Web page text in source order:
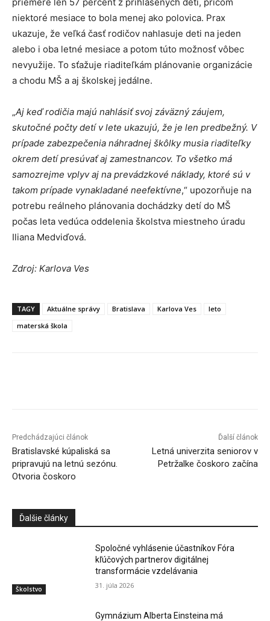
niektoré mesiace to bola menej ako polovica. Prax
ukazuje, že veľká časť rodičov nahlasuje deti na jeden
alebo i oba letné mesiace a potom túto možnosť vôbec
nevyužije. To sťažuje riaditeľkám plánovanie organizácie
a chodu MŠ a aj školskej jedálne.
„Aj keď rodičia majú nahlásiť svoj záväzný záujem,
skutočné počty detí v lete ukazujú, že je len predbežný. V
prípade zabezpečenia náhradnej škôlky musia riaditeľky
okrem detí presúvať aj zamestnancov. To všetko má
samozrejme vplyv aj na prevádzkové náklady, ktoré sú v
takom prípade vynakladané neefektívne,“ upozorňuje na
potrebu reálneho plánovania dochádzky detí do MŠ
počas leta vedúca oddelenia školstva miestneho úradu
Iliana Medviďová.
Zdroj: Karlova Ves
TAGY Aktuálne správy Bratislava Karlova Ves
leto
materská škola
Predchádzajúci článok
Bratislavské kúpaliská sa
pripravujú na letnú sezónu.
Otvoria čoskoro
Ďalší článok
Letná univerzita seniorov v
Petržalke čoskoro začína
Ďalšie články
Školstvo
Spoločné vyhlásenie účastníkov Fóra
kľúčových partnerov digitálnej
transformácie vzdelávania
31. júla 2026
Gymnázium Alberta Einsteina má